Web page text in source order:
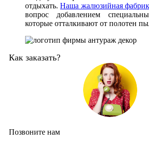
отдыхать.Наша жалюзийная
вопрос добавлением
которые отталкивают от полотен
Как заказать?
Позвоните нам